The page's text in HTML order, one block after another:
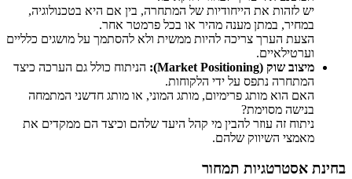
יש לזהות את הייחודיות של המתחרה, בין אם היא בטכנולוגיה,
במחיר, במתן מענה מהיר או בכל פרמטר אחר.
הצעת הערך צריכה להיות ממשית ולא להסתמך על מושגים כלליים
וערטילאיים.
מיצוב שוק (Market Positioning):
הניתוח כולל גם הערכה כיצד
המתחרה נתפס על ידי הלקוחות.
האם הוא מותג פרימיום, מותג המוני, או מותג חדשני המתמחה
בנישה מסוימת?
ניתוח זה עוזר להבין מי קהל היעד שלהם וכיצד הם ממקדים את
מאמצי השיווק שלהם.
בחינת אסטרטגיות תמחור